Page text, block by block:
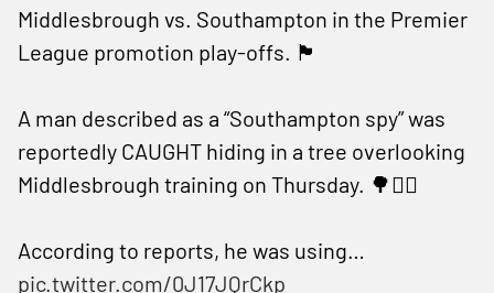
Middlesbrough vs. Southampton in the Premier
League promotion play-offs. 🏴
A man described as a “Southampton spy” was
reportedly CAUGHT hiding in a tree overlooking
Middlesbrough training on Thursday. 🌳🕵️‍♂️
According to reports, he was using…
pic.twitter.com/0J17JQrCkp